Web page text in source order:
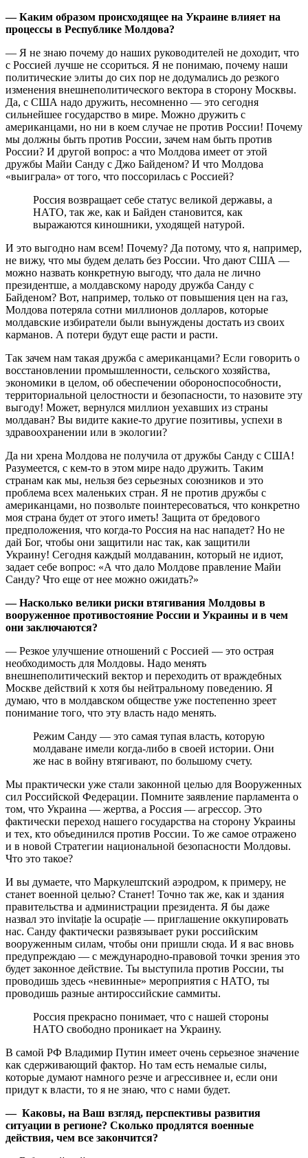
— Каким образом происходящее на Украине влияет на
процессы в Республике Молдова?
— Я не знаю почему до наших руководителей не доходит, что
с Россией лучше не ссориться. Я не понимаю, почему наши
политические элиты до сих пор не додумались до резкого
изменения внешнеполитического вектора в сторону Москвы.
Да, с США надо дружить, несомненно — это сегодня
сильнейшее государство в мире. Можно дружить с
американцами, но ни в коем случае не против России! Почему
мы должны быть против России, зачем нам быть против
России? И другой вопрос: а что Молдова имеет от этой
дружбы Майи Санду с Джо Байденом? И что Молдова
«выиграла» от того, что поссорилась с Россией?
Россия возвращает себе статус великой державы, а
НАТО, так же, как и Байден становится, как
выражаются киношники, уходящей натурой.
И это выгодно нам всем! Почему? Да потому, что я, например,
не вижу, что мы будем делать без России. Что дают США —
можно назвать конкретную выгоду, что дала не лично
президентше, а молдавскому народу дружба Санду с
Байденом? Вот, например, только от повышения цен на газ,
Молдова потеряла сотни миллионов долларов, которые
молдавские избиратели были вынуждены достать из своих
карманов. А потери будут еще расти и расти.
Так зачем нам такая дружба с американцами? Если говорить о
восстановлении промышленности, сельского хозяйства,
экономики в целом, об обеспечении обороноспособности,
территориальной целостности и безопасности, то назовите эту
выгоду! Может, вернулся миллион уехавших из страны
молдаван? Вы видите какие-то другие позитивы, успехи в
здравоохранении или в экологии?
Да ни хрена Молдова не получила от дружбы Санду с США!
Разумеется, с кем-то в этом мире надо дружить. Таким
странам как мы, нельзя без серьезных союзников и это
проблема всех маленьких стран. Я не против дружбы с
американцами, но позвольте поинтересоваться, что конкретно
моя страна будет от этого иметь! Защита от бредового
предположения, что когда-то Россия на нас нападет? Но не
дай Бог, чтобы они защитили нас так, как защитили
Украину! Сегодня каждый молдаванин, который не идиот,
задает себе вопрос: «А что дало Молдове правление Майи
Санду? Что еще от нее можно ожидать?»
— Насколько велики риски втягивания Молдовы в
вооруженное противостояние России и Украины и в чем
они заключаются?
— Резкое улучшение отношений с Россией — это острая
необходимость для Молдовы. Надо менять
внешнеполитический вектор и переходить от враждебных
Москве действий к хотя бы нейтральному поведению. Я
думаю, что в молдавском обществе уже постепенно зреет
понимание того, что эту власть надо менять.
Режим Санду — это самая тупая власть, которую
молдаване имели когда-либо в своей истории. Они
же нас в войну втягивают, по большому счету.
Мы практически уже стали законной целью для Вооруженных
сил Российской Федерации. Помните заявление парламента о
том, что Украина — жертва, а Россия — агрессор. Это
фактически переход нашего государства на сторону Украины
и тех, кто объединился против России. То же самое отражено
и в новой Стратегии национальной безопасности Молдовы.
Что это такое?
И вы думаете, что Маркулештский аэродром, к примеру, не
станет военной целью? Станет! Точно так же, как и здания
правительства и администрации президента. Я бы даже
назвал это invitație la ocupație — приглашение оккупировать
нас. Санду фактически развязывает руки российским
вооруженным силам, чтобы они пришли сюда. И я вас вновь
предупреждаю — с международно-правовой точки зрения это
будет законное действие. Ты выступила против России, ты
проводишь здесь «невинные» мероприятия с НАТО, ты
проводишь разные антироссийские саммиты.
Россия прекрасно понимает, что с нашей стороны
НАТО свободно проникает на Украину.
В самой РФ Владимир Путин имеет очень серьезное значение
как сдерживающий фактор. Но там есть немалые силы,
которые думают намного резче и агрессивнее и, если они
придут к власти, то я не знаю, что с нами будет.
— Каковы, на Ваш взгляд, перспективы развития
ситуации в регионе? Сколько продлятся военные
действия, чем все закончится?